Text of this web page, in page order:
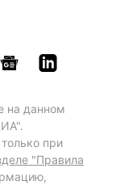
на данном
при
"Правила